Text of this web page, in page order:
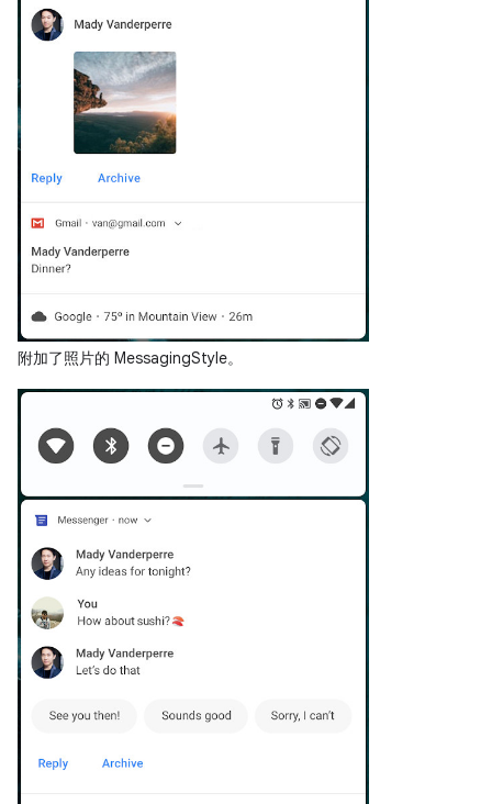
附加了照片的 MessagingStyle。